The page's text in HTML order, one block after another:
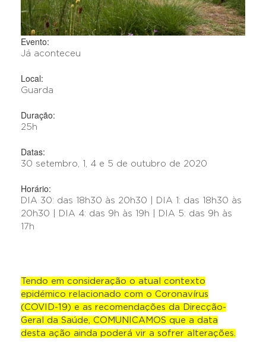
Evento:
Já aconteceu
Local:
Guarda
Duração:
25h
Datas:
30 setembro, 1, 4 e 5 de outubro de 2020
Horário:
DIA 30: das 18h30 às 20h30 | DIA 1: das 18h30 às
20h30 | DIA 4: das 9h às 19h | DIA 5: das 9h às
17h
Tendo em consideração o atual contexto
epidémico relacionado com o Coronavírus
(COVID-19) e as recomendações da Direcção-
Geral da Saúde, COMUNICAMOS que a data
desta ação ainda poderá vir a sofrer alterações.